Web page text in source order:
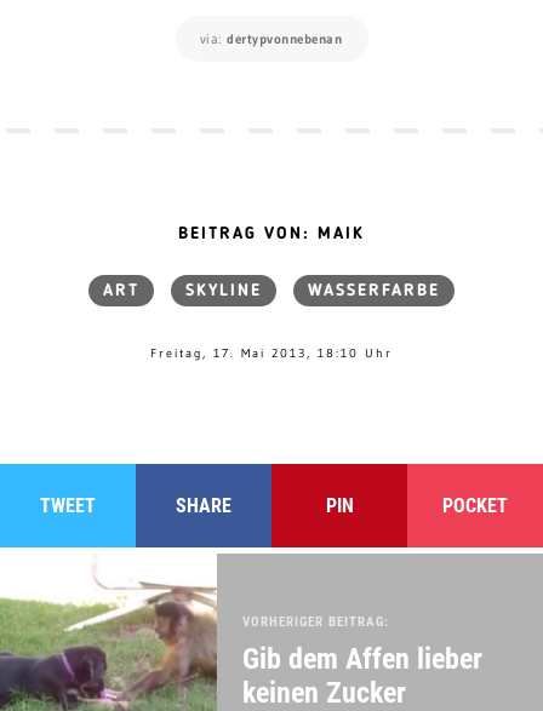
via: dertypvonnebenan
BEITRAG VON: MAIK
ART SKYLINE WASSERFARBE
Freitag, 17. Mai 2013, 18:10 Uhr
TWEET SHARE PIN POCKET
VORHERIGER BEITRAG:
Gib dem Affen lieber
keinen Zucker